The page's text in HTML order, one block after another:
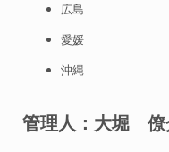
広島
愛媛
沖縄
管理人：大堀 僚